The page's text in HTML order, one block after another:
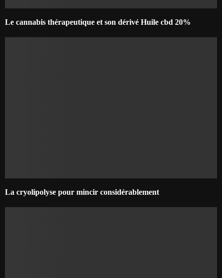
Le cannabis thérapeutique et son dérivé Huile cbd 20%
La cryolipolyse pour mincir considérablement